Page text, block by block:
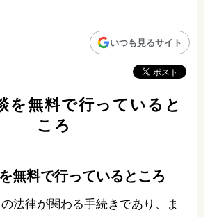
いつも見るサイト
を無料で行っていると
ころ
無料で行っているところ
法律が関わる手続きであり、ま